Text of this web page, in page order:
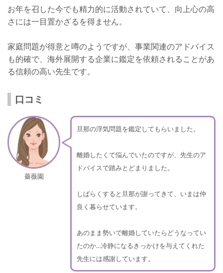
お年を召した今でも精力的に活動されていて、向上心の高
さには一目置かざるを得ません。
家庭問題が得意と噂のようですが、事業関連のアドバイス
も的確で、海外展開する企業に鑑定を依頼されることがあ
る信頼の高い先生です。
口コミ
薔薇園
旦那の浮気問題を鑑定してもらいました。
離婚したくて悩んでいたのですが、先生のア
ドバイスで踏みとどまりました。
しばらくすると旦那が謝ってきて、いまは仲
良く暮らせています。
あのまま勢いで離婚していたらどうなってい
たのか…冷静になるきっかけを与えてくれた
先生には感謝しています。